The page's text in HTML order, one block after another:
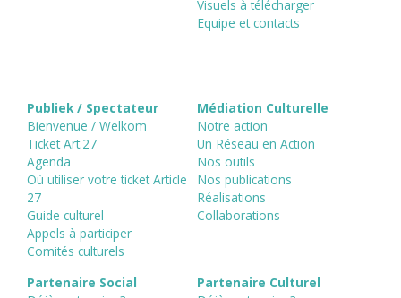
Visuels à télécharger
Equipe et contacts
Publiek / Spectateur
Bienvenue / Welkom
Ticket Art.27
Agenda
Où utiliser votre ticket Article
27
Guide culturel
Appels à participer
Comités culturels
Médiation Culturelle
Notre action
Un Réseau en Action
Nos outils
Nos publications
Réalisations
Collaborations
Partenaire Social
Partenaire Culturel